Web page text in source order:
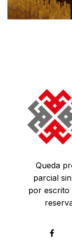
Queda
parcial
por escrito